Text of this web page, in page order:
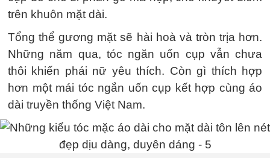
trên khuôn mặt dài.
Tổng thể gương mặt sẽ hài hoà và tròn trịa hơn.
Những năm qua, tóc ngăn uốn cụp vẫn chưa
thôi khiến phái nữ yêu thích. Còn gì thích hợp
hơn một mái tóc ngắn uốn cụp kết hợp cùng áo
dài truyền thống Việt Nam.